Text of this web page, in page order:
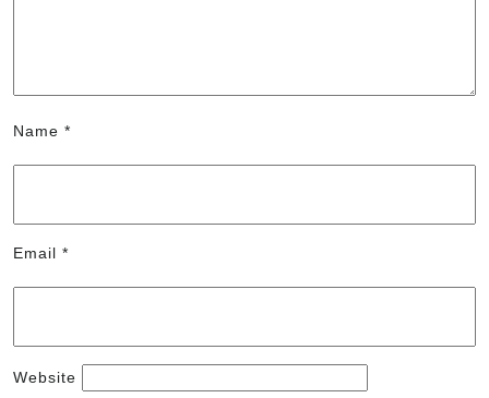
Name *
Email *
Website